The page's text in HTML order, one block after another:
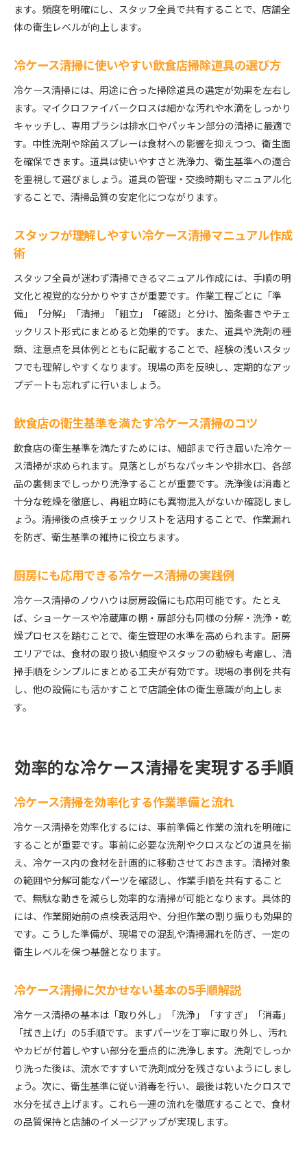
ます。頻度を明確にし、スタッフ全員で共有することで、店舗全
体の衛生レベルが向上します。
冷ケース清掃に使いやすい飲食店掃除道具の選び方
冷ケース清掃には、用途に合った掃除道具の選定が効果を左右し
ます。マイクロファイバークロスは細かな汚れや水滴をしっかり
キャッチし、専用ブラシは排水口やパッキン部分の清掃に最適で
す。中性洗剤や除菌スプレーは食材への影響を抑えつつ、衛生面
を確保できます。道具は使いやすさと洗浄力、衛生基準への適合
を重視して選びましょう。道具の管理・交換時期もマニュアル化
することで、清掃品質の安定化につながります。
スタッフが理解しやすい冷ケース清掃マニュアル作成
術
スタッフ全員が迷わず清掃できるマニュアル作成には、手順の明
文化と視覚的な分かりやすさが重要です。作業工程ごとに「準
備」「分解」「清掃」「組立」「確認」と分け、箇条書きやチェ
ックリスト形式にまとめると効果的です。また、道具や洗剤の種
類、注意点を具体例とともに記載することで、経験の浅いスタッ
フでも理解しやすくなります。現場の声を反映し、定期的なアッ
プデートも忘れずに行いましょう。
飲食店の衛生基準を満たす冷ケース清掃のコツ
飲食店の衛生基準を満たすためには、細部まで行き届いた冷ケー
ス清掃が求められます。見落としがちなパッキンや排水口、各部
品の裏側までしっかり洗浄することが重要です。洗浄後は消毒と
十分な乾燥を徹底し、再組立時にも異物混入がないか確認しまし
ょう。清掃後の点検チェックリストを活用することで、作業漏れ
を防ぎ、衛生基準の維持に役立ちます。
厨房にも応用できる冷ケース清掃の実践例
冷ケース清掃のノウハウは厨房設備にも応用可能です。たとえ
ば、ショーケースや冷蔵庫の棚・扉部分も同様の分解・洗浄・乾
燥プロセスを踏むことで、衛生管理の水準を高められます。厨房
エリアでは、食材の取り扱い頻度やスタッフの動線も考慮し、清
掃手順をシンプルにまとめる工夫が有効です。現場の事例を共有
し、他の設備にも活かすことで店舗全体の衛生意識が向上しま
す。
効率的な冷ケース清掃を実現する手順
冷ケース清掃を効率化する作業準備と流れ
冷ケース清掃を効率化するには、事前準備と作業の流れを明確に
することが重要です。事前に必要な洗剤やクロスなどの道具を揃
え、冷ケース内の食材を計画的に移動させておきます。清掃対象
の範囲や分解可能なパーツを確認し、作業手順を共有すること
で、無駄な動きを減らし効率的な清掃が可能となります。具体的
には、作業開始前の点検表活用や、分担作業の割り振りも効果的
です。こうした準備が、現場での混乱や清掃漏れを防ぎ、一定の
衛生レベルを保つ基盤となります。
冷ケース清掃に欠かせない基本の5手順解説
冷ケース清掃の基本は「取り外し」「洗浄」「すすぎ」「消毒」
「拭き上げ」の5手順です。まずパーツを丁寧に取り外し、汚れ
やカビが付着しやすい部分を重点的に洗浄します。洗剤でしっか
り洗った後は、流水ですすいで洗剤成分を残さないようにしまし
ょう。次に、衛生基準に従い消毒を行い、最後は乾いたクロスで
水分を拭き上げます。これら一連の流れを徹底することで、食材
の品質保持と店舗のイメージアップが実現します。